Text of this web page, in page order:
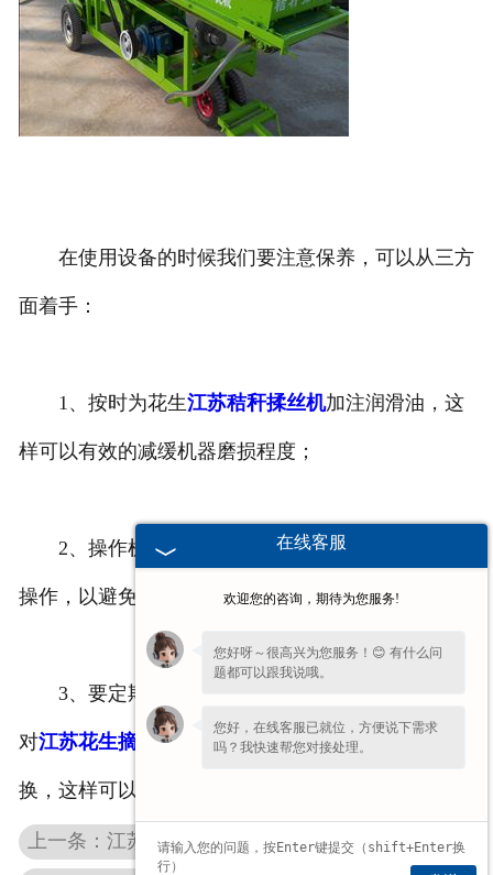
在使用设备的时候我们要注意保养，可以从三方
面着手：
1、按时为花生江苏秸秆揉丝机加注润滑油，这
样可以有效的减缓机器磨损程度；
2、操作机器要按照使用说明进行，不可以随意
操作，以避免损坏各部件；
3、要定期检查花生秸秆揉丝机的各组成部分，
对江苏花生摘果机中自然磨损严重的零部件进行更
换，这样可以及时消除机器的各种安全隐患。
上一条：江苏玉米机割台的结构以及优势？
在线客服
欢迎您的咨询，期待为您服务!
您好呀～很高兴为您服务！😊 有什么问
题都可以跟我说哦。
您好，在线客服已就位，方便说下需求
吗？我快速帮您对接处理。